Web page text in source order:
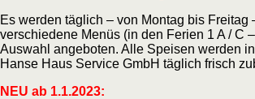
Es werden täglich – von Montag bis Freitag
verschiedene Menüs (in den Ferien 1 A / C
Auswahl angeboten. Alle Speisen werden
Hanse Haus Service GmbH täglich frisch
NEU ab 1.1.2023: